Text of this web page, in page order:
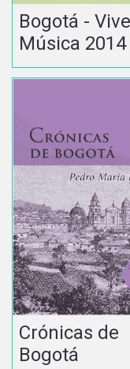
Bogotá -
Música 2014
Crónicas de
Bogotá